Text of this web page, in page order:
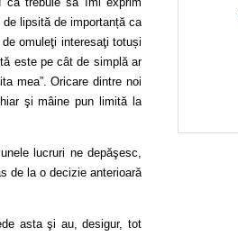
lipsită de importanță ca
omuleţi interesaţi totuși
este pe cât de simplă ar
mea”. Oricare dintre noi
şi mâine pun limită la
lucruri ne depăşesc,
de la o decizie anterioară
asta şi au, desigur, tot